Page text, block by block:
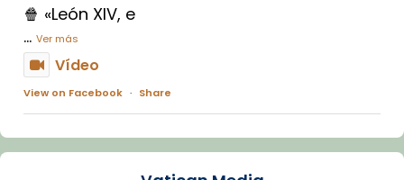
🍿 «León XIV, e
... Ver más
Vídeo
View on Facebook · Share
Arquebisbat de Barcelona